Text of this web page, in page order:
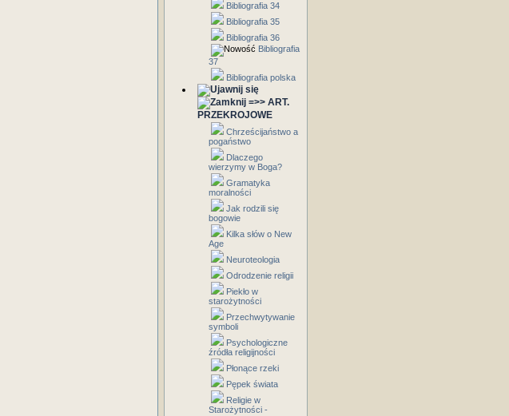
Bibliografia 34
Bibliografia 35
Bibliografia 36
Bibliografia
37
Bibliografia polska
=>> ART.
PRZEKROJOWE
Chrześcijaństwo a
pogaństwo
Dlaczego
wierzymy w Boga?
Gramatyka
moralności
Jak rodzili się
bogowie
Kilka słów o New
Age
Neuroteologia
Odrodzenie religii
Piekło w
starożytności
Przechwytywanie
symboli
Psychologiczne
źródła religijności
Płonące rzeki
Pępek świata
Religie w
Starożytności -